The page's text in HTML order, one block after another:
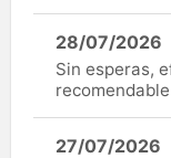
28/07/2026
Sin esperas,
recomendable
27/07/2026